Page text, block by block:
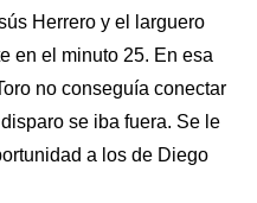
Herrero y el larguero
en el minuto 25. En esa
no conseguía conectar
se iba fuera. Se le
a los de Diego